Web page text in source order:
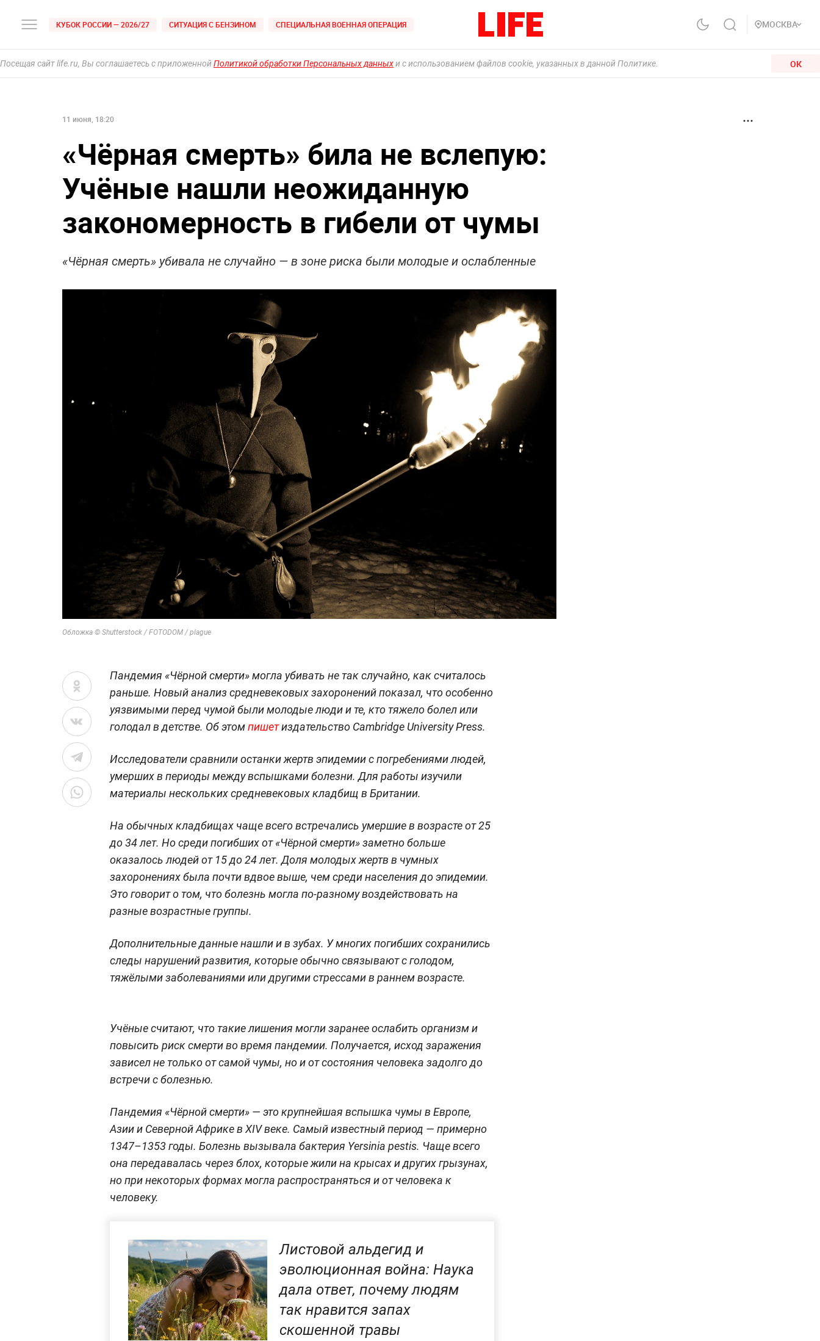
КУБОК РОССИИ — 2026/27 СИТУАЦИЯ С БЕНЗИНОМ СПЕЦИАЛЬНАЯ ВОЕННАЯ ОПЕРАЦИЯ МОСКВА
Посещая сайт life.ru, Вы соглашаетесь с приложеннойПолитикой обработки Персональных данныхи с использованием файлов cookie, указанных в данной Политике. ОК
11 июня, 18:20
«Чёрная смерть» била не вслепую:
Учёные нашли неожиданную
закономерность в гибели от чумы
«Чёрная смерть» убивала не случайно — в зоне риска были молодые и ослабленные
Обложка © Shutterstock / FOTODOM / plague
Пандемия «Чёрной смерти» могла убивать не так случайно, как считалось
раньше. Новый анализ средневековых захоронений показал, что особенно
уязвимыми перед чумой были молодые люди и те, кто тяжело болел или
голодал в детстве. Об этомпишетиздательство Cambridge University Press.
Исследователи сравнили останки жертв эпидемии с погребениями людей,
умерших в периоды между вспышками болезни. Для работы изучили
материалы нескольких средневековых кладбищ в Британии.
На обычных кладбищах чаще всего встречались умершие в возрасте от 25
до 34 лет. Но среди погибших от «Чёрной смерти» заметно больше
оказалось людей от 15 до 24 лет. Доля молодых жертв в чумных
захоронениях была почти вдвое выше, чем среди населения до эпидемии.
Это говорит о том, что болезнь могла по-разному воздействовать на
разные возрастные группы.
Дополнительные данные нашли и в зубах. У многих погибших сохранились
следы нарушений развития, которые обычно связывают с голодом,
тяжёлыми заболеваниями или другими стрессами в раннем возрасте.
Учёные считают, что такие лишения могли заранее ослабить организм и
повысить риск смерти во время пандемии. Получается, исход заражения
зависел не только от самой чумы, но и от состояния человека задолго до
встречи с болезнью.
Пандемия «Чёрной смерти» — это крупнейшая вспышка чумы в Европе,
Азии и Северной Африке в XIV веке. Самый известный период — примерно
1347–1353 годы. Болезнь вызывала бактерия Yersinia pestis. Чаще всего
она передавалась через блох, которые жили на крысах и других грызунах,
но при некоторых формах могла распространяться и от человека к
человеку.
Листовой альдегид и
эволюционная война: Наука
дала ответ, почему людям
так нравится запах
скошенной травы